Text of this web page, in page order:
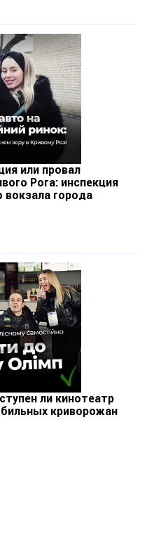
или провал
Рога: инспекция
вокзала города
ли кинотеатр
криворожан